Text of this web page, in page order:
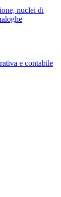
nuclei di
e contabile